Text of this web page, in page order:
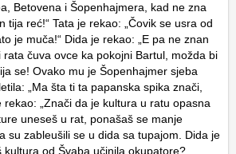
Betovena i Šopenhajmera, kad ne zna
tija reć!“ Tata je rekao: „Čovik se usra od
je muča!“ Dida je rekao: „E pa ne znan
čuva ovce ka pokojni Bartul, možda bi
se! Ovako mu je Šopenhajmer sjeba
„Ma šta ti ta papanska spika znači,
rekao: „Znači da je kultura u ratu opasna
uneseš u rat, ponašaš se manje
su zableušili se u dida sa tupajom. Dida je
kultura od Švaba učinila okupatore?